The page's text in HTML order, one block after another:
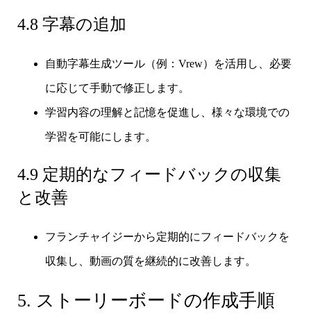
4.8 字幕の追加
自動字幕生成ツール（例：Vrew）を活用し、必要
に応じて手動で修正します。
学習内容の理解と記憶を促進し、様々な環境での
学習を可能にします。
4.9 定期的なフィードバックの収集
と改善
フランチャイジーから定期的にフィードバックを
収集し、動画の質を継続的に改善します。
5. ストーリーボードの作成手順